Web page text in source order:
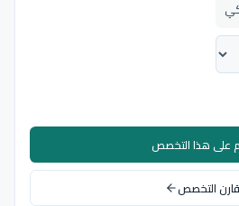
على هذا التخصص
قارن التخصص